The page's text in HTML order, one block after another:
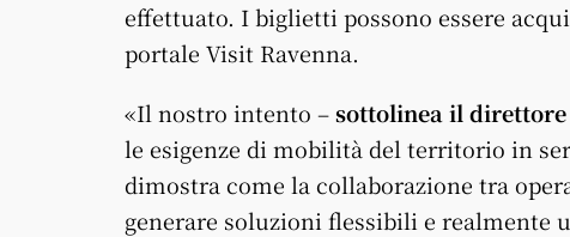
effettuato. I biglietti possono essere
portale Visit Ravenna.
«Il nostro intento –sottolinea il
le esigenze di mobilità del territorio in
dimostra come la collaborazione tra
generare soluzioni flessibili e